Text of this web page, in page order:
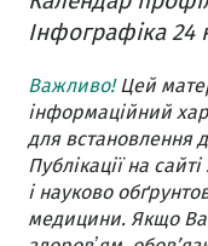
Інфографіка 24
Важливо!Цей
інформаційний
для встановлення
Публікації на
і науково
медицини. Якщо